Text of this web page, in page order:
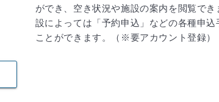
ができ、空き状況や施設の案内を閲覧で
設によっては「予約申込」などの各種申込
ことができます。（※要アカウント登録）